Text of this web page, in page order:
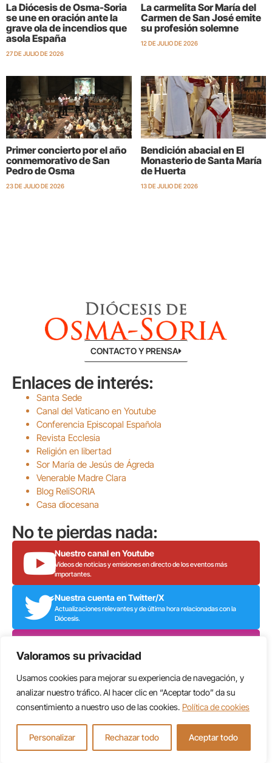
Valoramos su privacidad
Usamos cookies para mejorar su experiencia de navegación, y
analizar nuestro tráfico. Al hacer clic en “Aceptar todo” da su
consentimiento a nuestro uso de las cookies. Política de cookies
Personalizar Rechazar todo Aceptar todo
La Diócesis de Osma-Soria
se une en oración ante la
grave ola de incendios que
asola España
27 DE JULIO DE 2026
La carmelita Sor María del
Carmen de San José emite
su profesión solemne
12 DE JULIO DE 2026
Primer concierto por el año
conmemorativo de San
Pedro de Osma
23 DE JULIO DE 2026
Bendición abacial en El
Monasterio de Santa María
de Huerta
13 DE JULIO DE 2026
CONTACTO Y PRENSA
Enlaces de interés:
Santa Sede
Canal del Vaticano en Youtube
Conferencia Episcopal Española
Revista Ecclesia
Religión en libertad
Sor María de Jesús de Ágreda
Venerable Madre Clara
Blog ReliSORIA
Casa diocesana
No te pierdas nada:
Nuestro canal en Youtube
Vídeos de noticias y emisiones en directo de los eventos más
importantes.
Nuestra cuenta en Twitter/X
Actualizaciones relevantes y de última hora relacionadas con la
Diócesis.
Imágenes y vídeos de noticias y del patrimonio religioso de los
sorianos.
Aviso LegalPolítica de PrivacidadPolítica de CookiesAdministrar